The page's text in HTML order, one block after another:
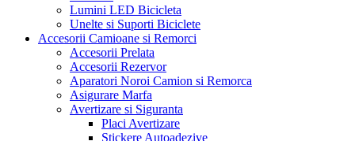
Lumini LED Bicicleta
Unelte si Suporti Biciclete
Accesorii Camioane si Remorci
Accesorii Prelata
Accesorii Rezervor
Aparatori Noroi Camion si Remorca
Asigurare Marfa
Avertizare si Siguranta
Placi Avertizare
Stickere Autoadezive